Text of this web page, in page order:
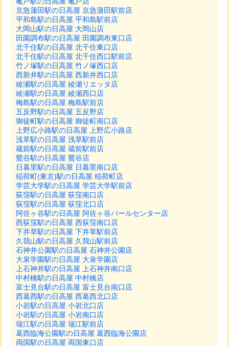
京急蒲田駅の日高屋 京急蒲田駅前店
平和島駅の日高屋 平和島駅前店
大岡山駅の日高屋 大岡山店
田園調布駅の日高屋 田園調布東口店
北千住駅の日高屋 北千住東口店
北千住駅の日高屋 北千住西口駅前店
竹ノ塚駅の日高屋 竹ノ塚西口店
西新井駅の日高屋 西新井西口店
綾瀬駅の日高屋 綾瀬リエッタ店
綾瀬駅の日高屋 綾瀬西口店
梅島駅の日高屋 梅島駅前店
五反野駅の日高屋 五反野店
御徒町駅の日高屋 御徒町南口店
上野広小路駅の日高屋 上野広小路店
浅草駅の日高屋 浅草駅前店
蔵前駅の日高屋 蔵前駅前店
鶯谷駅の日高屋 鶯谷店
日暮里駅の日高屋 日暮里南口店
稲荷町(東京)駅の日高屋 稲荷町店
学芸大学駅の日高屋 学芸大学駅前店
荻窪駅の日高屋 荻窪南口店
荻窪駅の日高屋 荻窪北口店
阿佐ヶ谷駅の日高屋 阿佐ヶ谷パールセンター店
西荻窪駅の日高屋 西荻窪南口店
下井草駅の日高屋 下井草駅前店
久我山駅の日高屋 久我山駅前店
石神井公園駅の日高屋 石神井公園店
大泉学園駅の日高屋 大泉学園店
上石神井駅の日高屋 上石神井南口店
中村橋駅の日高屋 中村橋店
富士見台駅の日高屋 富士見台南口店
西葛西駅の日高屋 西葛西北口店
小岩駅の日高屋 小岩北口店
小岩駅の日高屋 小岩南口店
瑞江駅の日高屋 瑞江駅前店
葛西臨海公園駅の日高屋 葛西臨海公園店
両国駅の日高屋 両国東口店